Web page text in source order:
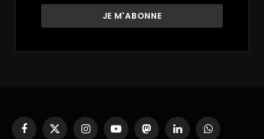
Facebook
X InstagramYouTubeMastodonLinkedInWhatsApp